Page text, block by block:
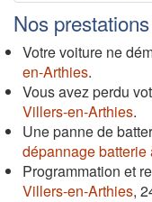
Nos
Votre voiture ne
en-Arthies.
Vous avez perdu
Villers-en-Arthies.
Une panne de
dépannage
Programmation et
Villers-en-Arthies,